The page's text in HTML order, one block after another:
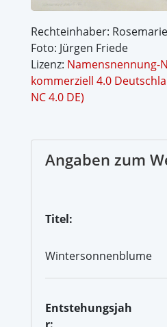
Rechteinhaber:
Foto: Jürgen Friede
Lizenz: Namensnennung-
kommerziell 4.0
NC 4.0 DE)
Angaben zum
Titel:
Wintersonnenblume
Entstehungsjah